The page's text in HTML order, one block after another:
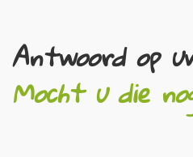
Antwoord op
Mocht u die